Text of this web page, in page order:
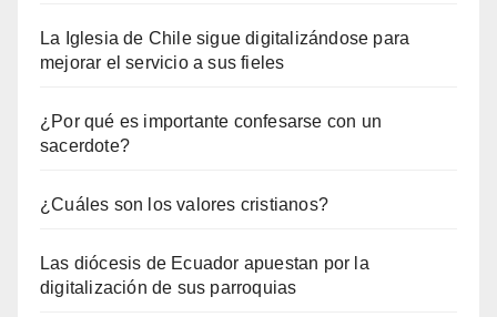
La Iglesia de Chile sigue digitalizándose para
mejorar el servicio a sus fieles
¿Por qué es importante confesarse con un
sacerdote?
¿Cuáles son los valores cristianos?
Las diócesis de Ecuador apuestan por la
digitalización de sus parroquias